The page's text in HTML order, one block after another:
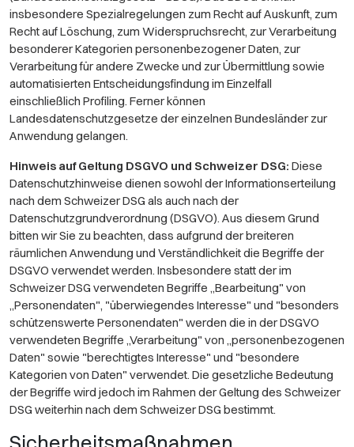
insbesondere Spezialregelungen zum Recht auf Auskunft, zum
Recht auf Löschung, zum Widerspruchsrecht, zur Verarbeitung
besonderer Kategorien personenbezogener Daten, zur
Verarbeitung für andere Zwecke und zur Übermittlung sowie
automatisierten Entscheidungsfindung im Einzelfall
einschließlich Profiling. Ferner können
Landesdatenschutzgesetze der einzelnen Bundesländer zur
Anwendung gelangen.
Hinweis auf Geltung DSGVO und Schweizer DSG: Diese
Datenschutzhinweise dienen sowohl der Informationserteilung
nach dem Schweizer DSG als auch nach der
Datenschutzgrundverordnung (DSGVO). Aus diesem Grund
bitten wir Sie zu beachten, dass aufgrund der breiteren
räumlichen Anwendung und Verständlichkeit die Begriffe der
DSGVO verwendet werden. Insbesondere statt der im
Schweizer DSG verwendeten Begriffe „Bearbeitung" von
„Personendaten", "überwiegendes Interesse" und "besonders
schützenswerte Personendaten" werden die in der DSGVO
verwendeten Begriffe „Verarbeitung" von „personenbezogenen
Daten" sowie "berechtigtes Interesse" und "besondere
Kategorien von Daten" verwendet. Die gesetzliche Bedeutung
der Begriffe wird jedoch im Rahmen der Geltung des Schweizer
DSG weiterhin nach dem Schweizer DSG bestimmt.